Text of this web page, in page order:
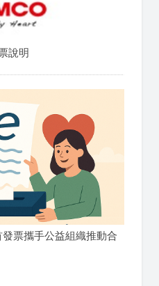
說明
票攜手公益組織推動合